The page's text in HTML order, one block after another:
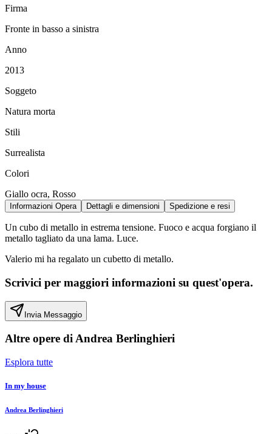
Firma
Fronte in basso a sinistra
Anno
2013
Soggeto
Natura morta
Stili
Surrealista
Colori
Giallo ocra, Rosso
Informazioni Opera Dettagli e dimensioni Spedizione e resi
Un cubo di metallo in estrema tensione. Fuoco e acqua forgiano il
metallo tagliato da una lama. Luce.
Valerio mi ha regalato un cubetto di metallo.
Scrivici per maggiori informazioni su quest'opera.
Invia Messaggio
Altre opere diAndrea Berlinghieri
Esplora tutte
In my house
Andrea Berlinghieri